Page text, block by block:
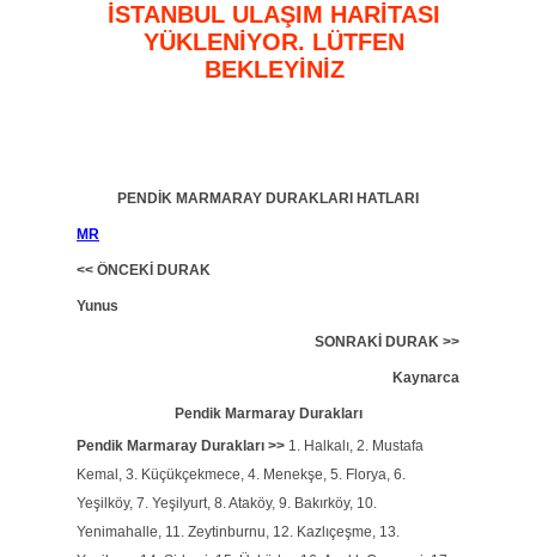
İSTANBUL ULAŞIM HARİTASI
YÜKLENİYOR. LÜTFEN
BEKLEYİNİZ
SONRAKİ DURAK >>
Kaynarca
PENDİK MARMARAY DURAKLARI HATLARI
MR
<< ÖNCEKİ DURAK
Yunus
Pendik Marmaray Durakları
Pendik Marmaray Durakları >> 1. Halkalı, 2. Mustafa
Kemal, 3. Küçükçekmece, 4. Menekşe, 5. Florya, 6.
Yeşilköy, 7. Yeşilyurt, 8. Ataköy, 9. Bakırköy, 10.
Yenimahalle, 11. Zeytinburnu, 12. Kazlıçeşme, 13.